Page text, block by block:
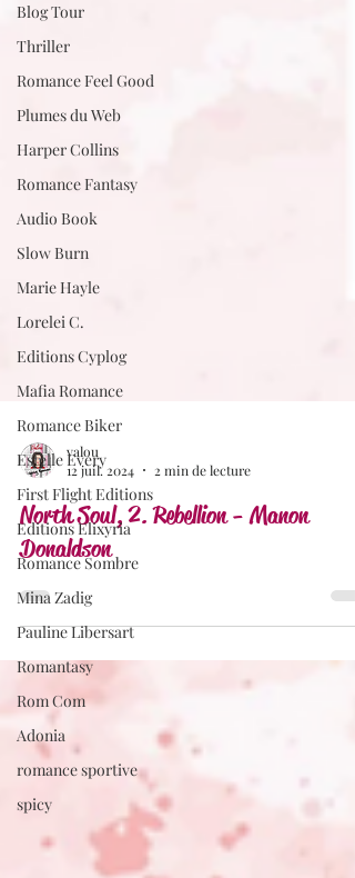
Blog Tour
Thriller
Romance Feel Good
Plumes du Web
Harper Collins
Romance Fantasy
Audio Book
Slow Burn
Marie Hayle
Lorelei C.
Editions Cyplog
Mafia Romance
Romance Biker
Estelle Every
First Flight Editions
Editions Elixyria
Romance Sombre
Mina Zadig
Pauline Libersart
Romantasy
Rom Com
Adonia
romance sportive
spicy
valou
12 juil. 2024
2 min de lecture
North Soul, 2. Rebellion - Manon
Donaldson